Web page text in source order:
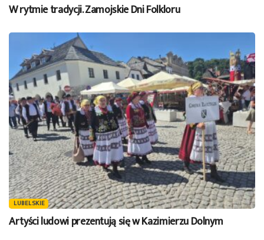
W rytmie tradycji. Zamojskie Dni Folkloru
LUBELSKIE
Artyści ludowi prezentują się w Kazimierzu Dolnym